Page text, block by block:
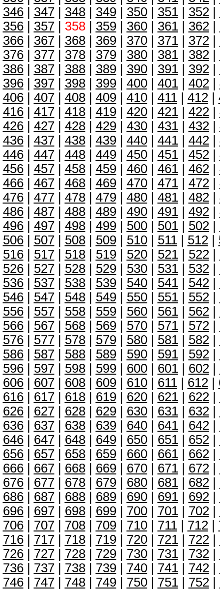
346| 347| 348| 349| 350| 351| 352|
356| 357| 358| 359| 360| 361| 362|
366| 367| 368| 369| 370| 371| 372|
376| 377| 378| 379| 380| 381| 382|
386| 387| 388| 389| 390| 391| 392|
396| 397| 398| 399| 400| 401| 402|
406| 407| 408| 409| 410| 411| 412|
416| 417| 418| 419| 420| 421| 422|
426| 427| 428| 429| 430| 431| 432|
436| 437| 438| 439| 440| 441| 442|
446| 447| 448| 449| 450| 451| 452|
456| 457| 458| 459| 460| 461| 462|
466| 467| 468| 469| 470| 471| 472|
476| 477| 478| 479| 480| 481| 482|
486| 487| 488| 489| 490| 491| 492|
496| 497| 498| 499| 500| 501| 502|
506| 507| 508| 509| 510| 511| 512|
516| 517| 518| 519| 520| 521| 522|
526| 527| 528| 529| 530| 531| 532|
536| 537| 538| 539| 540| 541| 542|
546| 547| 548| 549| 550| 551| 552|
556| 557| 558| 559| 560| 561| 562|
566| 567| 568| 569| 570| 571| 572|
576| 577| 578| 579| 580| 581| 582|
586| 587| 588| 589| 590| 591| 592|
596| 597| 598| 599| 600| 601| 602|
606| 607| 608| 609| 610| 611| 612|
616| 617| 618| 619| 620| 621| 622|
626| 627| 628| 629| 630| 631| 632|
636| 637| 638| 639| 640| 641| 642|
646| 647| 648| 649| 650| 651| 652|
656| 657| 658| 659| 660| 661| 662|
666| 667| 668| 669| 670| 671| 672|
676| 677| 678| 679| 680| 681| 682|
686| 687| 688| 689| 690| 691| 692|
696| 697| 698| 699| 700| 701| 702|
706| 707| 708| 709| 710| 711| 712|
716| 717| 718| 719| 720| 721| 722|
726| 727| 728| 729| 730| 731| 732|
736| 737| 738| 739| 740| 741| 742|
746| 747| 748| 749| 750| 751| 752|